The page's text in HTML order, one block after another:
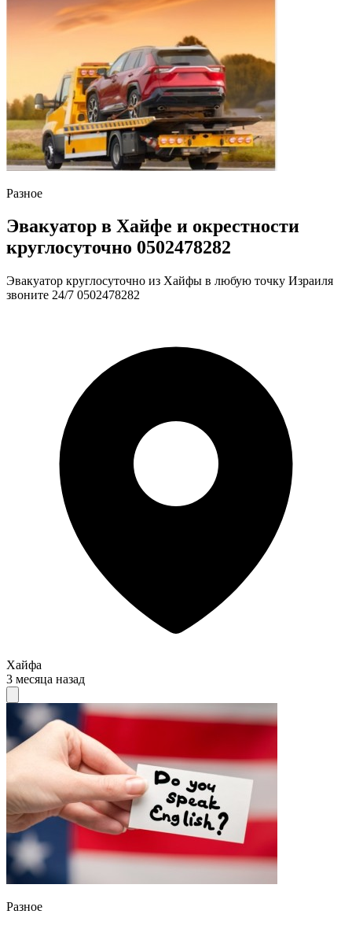
Разное
Эвакуатор в Хайфе и окрестности
круглосуточно 0502478282
Эвакуатор круглосуточно из Хайфы в любую точку Израиля
звоните 24/7 0502478282
Хайфа
3 месяца назад
Разное